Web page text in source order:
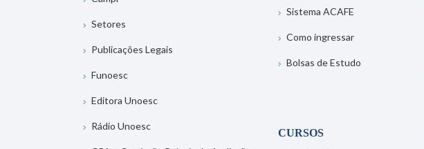
Setores
Publicações Legais
Funoesc
Editora Unoesc
Rádio Unoesc
Sistema ACAFE
Como ingressar
Bolsas de Estudo
CURSOS